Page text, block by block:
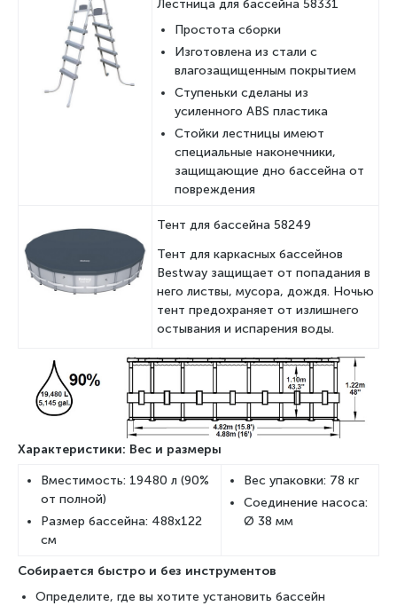
Лестница для бассейна 58331
Простота сборки
Изготовлена из стали с
влагозащищенным покрытием
Ступеньки сделаны из
усиленного ABS пластика
Стойки лестницы имеют
специальные наконечники,
защищающие дно бассейна от
повреждения
Тент для бассейна 58249
Тент для каркасных бассейнов
Bestway защищает от попадания в
него листвы, мусора, дождя. Ночью
тент предохраняет от излишнего
остывания и испарения воды.
Характеристики: Вес и размеры
Вместимость: 19480 л (90%
от полной)
Размер бассейна: 488x122
см
Вес упаковки: 78 кг
Соединение насоса:
Ø 38 мм
Собирается быстро и без инструментов
Определите, где вы хотите установить бассейн